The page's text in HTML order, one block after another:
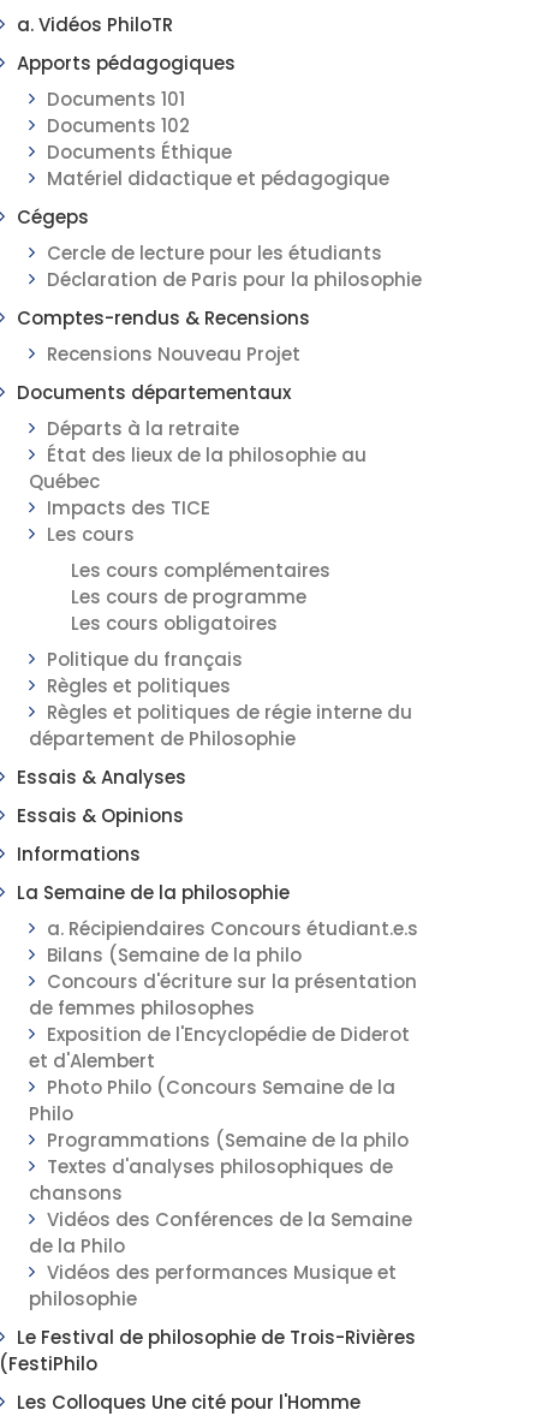
a. Vidéos PhiloTR
Apports pédagogiques
Documents 101
Documents 102
Documents Éthique
Matériel didactique et pédagogique
Cégeps
Cercle de lecture pour les étudiants
Déclaration de Paris pour la philosophie
Comptes-rendus & Recensions
Recensions Nouveau Projet
Documents départementaux
Départs à la retraite
État des lieux de la philosophie au
Québec
Impacts des TICE
Les cours
Les cours complémentaires
Les cours de programme
Les cours obligatoires
Politique du français
Règles et politiques
Règles et politiques de régie interne du
département de Philosophie
Essais & Analyses
Essais & Opinions
Informations
La Semaine de la philosophie
a. Récipiendaires Concours étudiant.e.s
Bilans (Semaine de la philo
Concours d'écriture sur la présentation
de femmes philosophes
Exposition de l'Encyclopédie de Diderot
et d'Alembert
Photo Philo (Concours Semaine de la
Philo
Programmations (Semaine de la philo
Textes d'analyses philosophiques de
chansons
Vidéos des Conférences de la Semaine
de la Philo
Vidéos des performances Musique et
philosophie
Le Festival de philosophie de Trois-Rivières
(FestiPhilo
Les Colloques Une cité pour l'Homme